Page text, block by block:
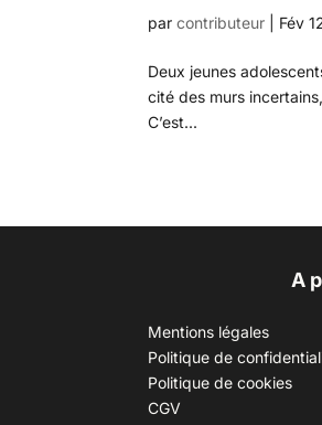
parcontributeur Fév
Deux jeunes
cité des murs
C’est...
A
Mentions légales
Politique de
Politique de cookies
CGV